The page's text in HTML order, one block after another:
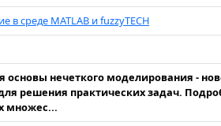
в среде MATLAB и fuzzyTECH
основы нечеткого моделирования -
решения практических задач.
множес...